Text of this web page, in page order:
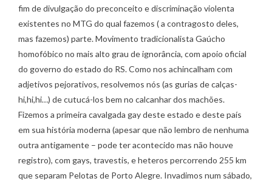
fim de divulgação do preconceito e discriminação violenta
existentes no MTG do qual fazemos ( a contragosto deles,
mas fazemos) parte. Movimento tradicionalista Gaúcho
homofóbico no mais alto grau de ignorância, com apoio oficial
do governo do estado do RS. Como nos achincalham com
adjetivos pejorativos, resolvemos nós (as gurias de calças-
hi,hi,hi…) de cutucá-los bem no calcanhar dos machões.
Fizemos a primeira cavalgada gay deste estado e deste país
em sua história moderna (apesar que não lembro de nenhuma
outra antigamente – pode ter acontecido mas não houve
registro), com gays, travestis, e heteros percorrendo 255 km
que separam Pelotas de Porto Alegre. Invadimos num sábado,